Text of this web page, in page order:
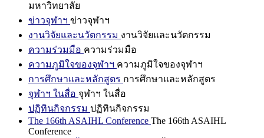
มหาวิทยาลัย
ข่าวจุฬาฯ ข่าวจุฬาฯ
งานวิจัยและนวัตกรรม งานวิจัยและนวัตกรรม
ความร่วมมือ ความร่วมมือ
ความภูมิใจของจุฬาฯ ความภูมิใจของจุฬาฯ
การศึกษาและหลักสูตร การศึกษาและหลักสูตร
จุฬาฯ ในสื่อ จุฬาฯ ในสื่อ
ปฏิทินกิจกรรม ปฏิทินกิจกรรม
The 166th ASAIHL Conference The 166th ASAIHL
Conference